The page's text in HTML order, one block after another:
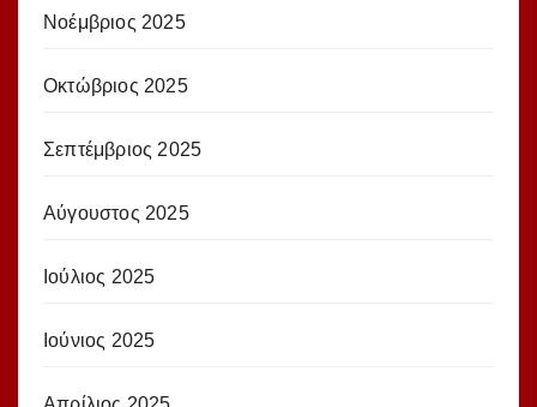
Νοέμβριος 2025
Οκτώβριος 2025
Σεπτέμβριος 2025
Αύγουστος 2025
Ιούλιος 2025
Ιούνιος 2025